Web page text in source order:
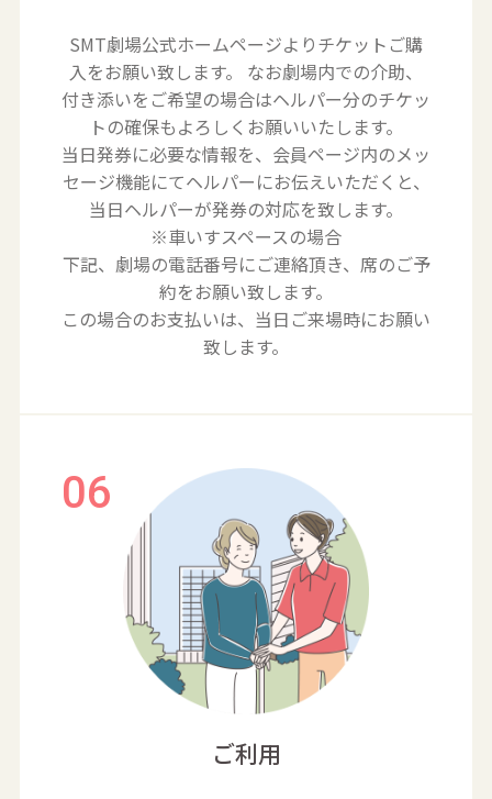
SMT劇場公式ホームページよりチケットご購
入をお願い致します。
なお劇場内での介助、
付き添いをご希望の場合はヘルパー分のチケッ
トの確保もよろしくお願いいたします。
当日発券に必要な情報を、会員ページ内のメッ
セージ機能にてヘルパーにお伝えいただくと、
当日ヘルパーが発券の対応を致します。
※車いすスペースの場合
下記、劇場の電話番号にご連絡頂き、席のご予
約をお願い致します。
この場合のお支払いは、当日ご来場時にお願い
致します。
ご利用